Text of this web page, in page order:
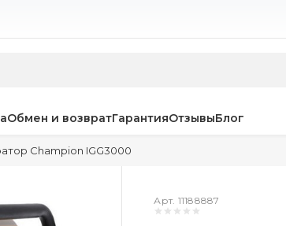
Обмен и возвратГарантияОтзывыБлог
Champion IGG3000
Арт. 11188887